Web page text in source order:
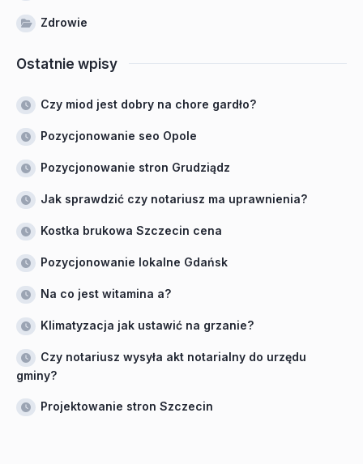
Zdrowie
Ostatnie wpisy
Czy miod jest dobry na chore gardło?
Pozycjonowanie seo Opole
Pozycjonowanie stron Grudziądz
Jak sprawdzić czy notariusz ma uprawnienia?
Kostka brukowa Szczecin cena
Pozycjonowanie lokalne Gdańsk
Na co jest witamina a?
Klimatyzacja jak ustawić na grzanie?
Czy notariusz wysyła akt notarialny do urzędu
gminy?
Projektowanie stron Szczecin